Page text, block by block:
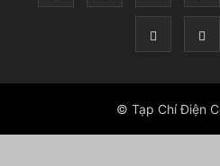
© Tạp Chí Điện